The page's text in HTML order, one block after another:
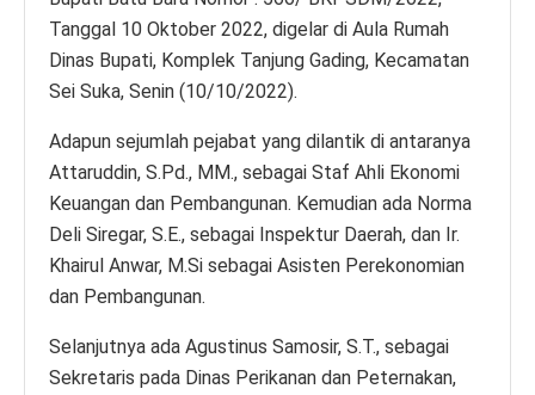
Tanggal 10 Oktober 2022, digelar di Aula Rumah
Dinas Bupati, Komplek Tanjung Gading, Kecamatan
Sei Suka, Senin (10/10/2022).
Adapun sejumlah pejabat yang dilantik di antaranya
Attaruddin, S.Pd., MM., sebagai Staf Ahli Ekonomi
Keuangan dan Pembangunan. Kemudian ada Norma
Deli Siregar, S.E., sebagai Inspektur Daerah, dan Ir.
Khairul Anwar, M.Si sebagai Asisten Perekonomian
dan Pembangunan.
Selanjutnya ada Agustinus Samosir, S.T., sebagai
Sekretaris pada Dinas Perikanan dan Peternakan,